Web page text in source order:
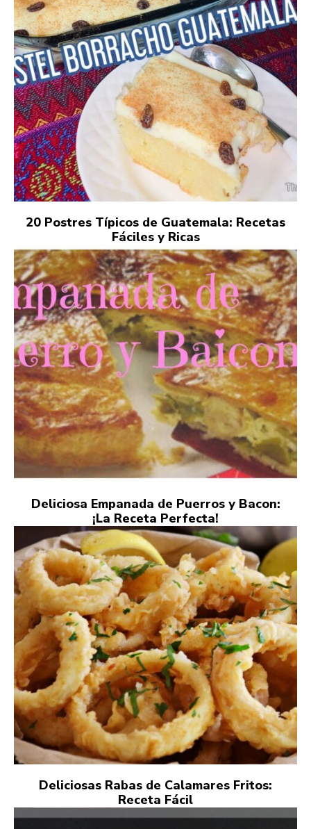
20 Postres Típicos de Guatemala: Recetas
Fáciles y Ricas
Deliciosa Empanada de Puerros y Bacon:
¡La Receta Perfecta!
Deliciosas Rabas de Calamares Fritos:
Receta Fácil